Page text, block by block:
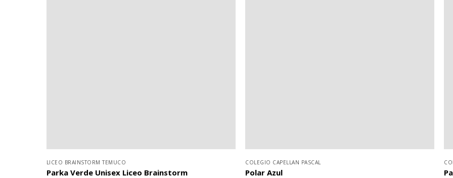
LICEO BRAINSTORM TEMUCO
Parka Verde Unisex Liceo Brainstorm
COLEGIO CAPELLAN PASCAL
Polar Azul